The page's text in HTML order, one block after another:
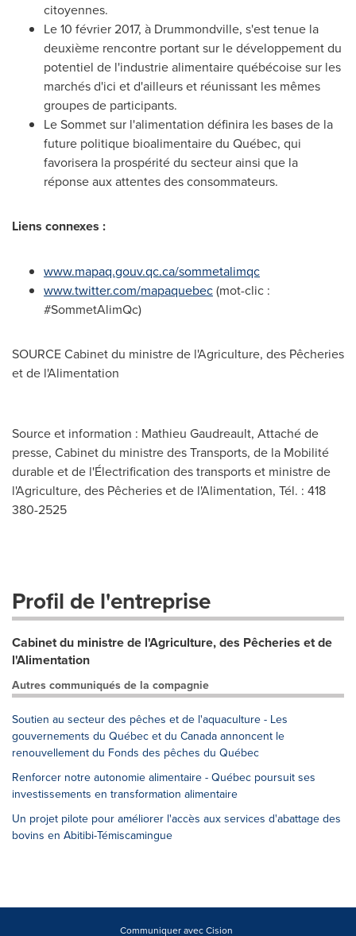
citoyennes.
Le 10 février 2017, à Drummondville, s'est tenue la
deuxième rencontre portant sur le développement du
potentiel de l'industrie alimentaire québécoise sur les
marchés d'ici et d'ailleurs et réunissant les mêmes
groupes de participants.
Le Sommetsur l'alimentation définira les bases de la
future politique bioalimentaire du Québec, qui
favorisera la prospérité du secteur ainsi que la
réponse aux attentes des consommateurs.
Liens connexes :
www.mapaq.gouv.qc.ca/sommetalimqc
www.twitter.com/mapaquebec(mot-clic :
#SommetAlimQc)
SOURCE Cabinet du ministre de l'Agriculture, des Pêcheries
et de l'Alimentation
Source et information : Mathieu Gaudreault, Attaché de
presse, Cabinet du ministre des Transports, de la Mobilité
durable et de l'Électrification des transports et ministre de
l'Agriculture, des Pêcheries et de l'Alimentation, Tél. : 418
380-2525
Profil de l'entreprise
Cabinet du ministre de l'Agriculture, des Pêcheries et de
l'Alimentation
Autres communiqués de la compagnie
Soutien au secteur des pêches et de l'aquaculture - Les
gouvernements du Québec et du Canada annoncent le
renouvellement du Fonds des pêches du Québec
Renforcer notre autonomie alimentaire - Québec poursuit ses
investissements en transformation alimentaire
Un projet pilote pour améliorer l'accès aux services d'abattage des
bovins en Abitibi-Témiscamingue
Communiquer avec Cision